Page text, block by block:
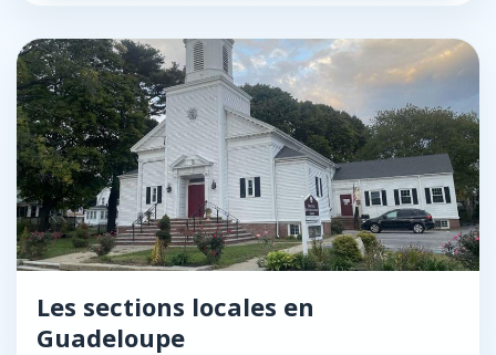
Les sections locales en
Guadeloupe